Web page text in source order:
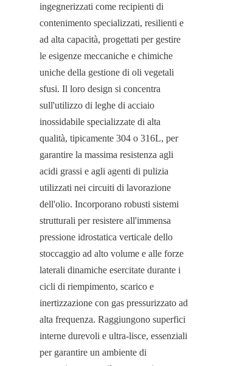
ingegnerizzati come recipienti di
contenimento specializzati, resilienti e
ad alta capacità, progettati per gestire
le esigenze meccaniche e chimiche
uniche della gestione di oli vegetali
sfusi. Il loro design si concentra
sull'utilizzo di leghe di acciaio
inossidabile specializzate di alta
qualità, tipicamente 304 o 316L, per
garantire la massima resistenza agli
acidi grassi e agli agenti di pulizia
utilizzati nei circuiti di lavorazione
dell'olio. Incorporano robusti sistemi
strutturali per resistere all'immensa
pressione idrostatica verticale dello
stoccaggio ad alto volume e alle forze
laterali dinamiche esercitate durante i
cicli di riempimento, scarico e
inertizzazione con gas pressurizzato ad
alta frequenza. Raggiungono superfici
interne durevoli e ultra-lisce, essenziali
per garantire un ambiente di